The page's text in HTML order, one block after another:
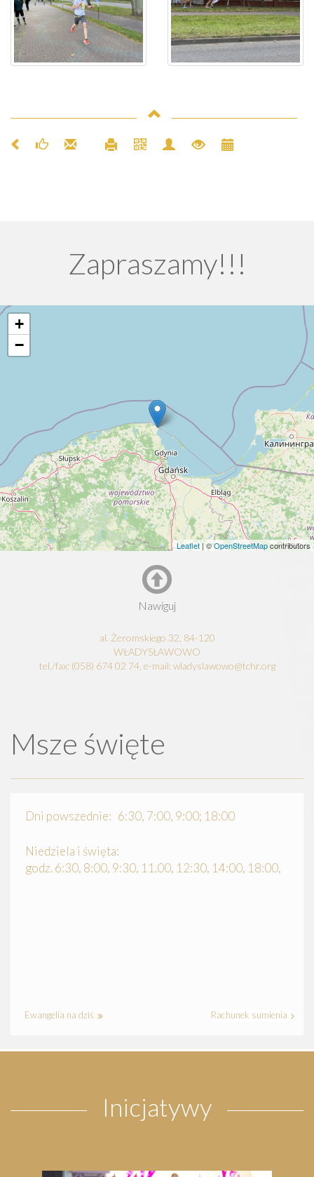
Zapraszamy!!!
+
−
Leaflet | ©OpenStreetMapcontributors
Nawiguj
al. Żeromskiego 32, 84-120
WŁADYSŁAWOWO
tel./fax: (058) 674 02 74, e-mail: wladyslawowo@tchr.org
Msze święte
Dni powszednie: 6:30, 7:00, 9:00; 18:00
Niedziela i święta:
godz. 6:30, 8:00, 9:30, 11.00, 12:30, 14:00, 18:00,
Ewangelia na dziś Rachunek sumienia
Inicjatywy